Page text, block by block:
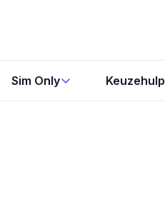
Sim Only Keuzehulp